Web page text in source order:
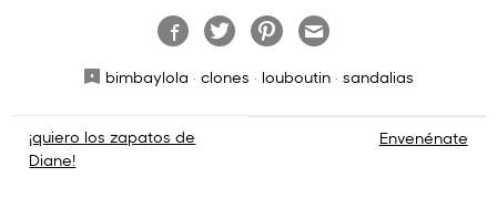
bimbaylola · clones · louboutin · sandalias
Navegación
de
¡quiero los zapatos de
Diane!
Envenénate